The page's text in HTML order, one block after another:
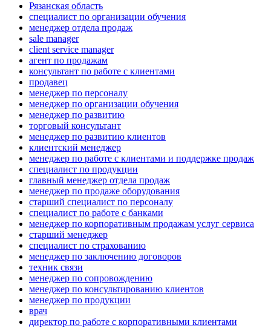
Рязанская область
специалист по организации обучения
менеджер отдела продаж
sale manager
client service manager
агент по продажам
консультант по работе с клиентами
продавец
менеджер по персоналу
менеджер по организации обучения
менеджер по развитию
торговый консультант
менеджер по развитию клиентов
клиентский менеджер
менеджер по работе с клиентами и поддержке продаж
специалист по продукции
главный менеджер отдела продаж
менеджер по продаже оборудования
старший специалист по персоналу
специалист по работе с банками
менеджер по корпоративным продажам услуг сервиса
старший менеджер
специалист по страхованию
менеджер по заключению договоров
техник связи
менеджер по сопровождению
менеджер по консультированию клиентов
менеджер по продукции
врач
директор по работе с корпоративными клиентами